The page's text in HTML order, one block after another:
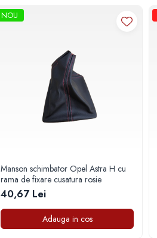
NOU
Manson schimbator Opel Astra H cu
rama de fixare cusatura rosie
40,67 Lei
Adauga in cos